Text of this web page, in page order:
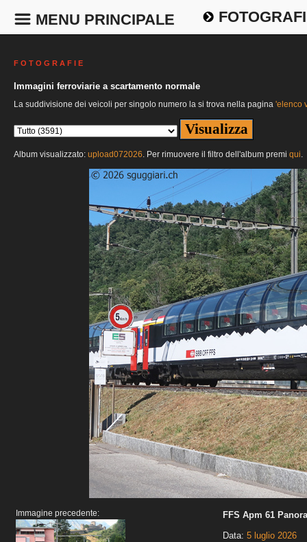
MENU PRINCIPALE
F O T O G R A F I E
Immagini ferroviarie a scartamento normale
La suddivisione dei veicoli per singolo numero la si trova nella pagina 'elenco
Album visualizzato: upload072026. Per rimuovere il filtro dell'album premi qui.
Immagine precedente:
FFS Apm 61
Data: 5 luglio 2026